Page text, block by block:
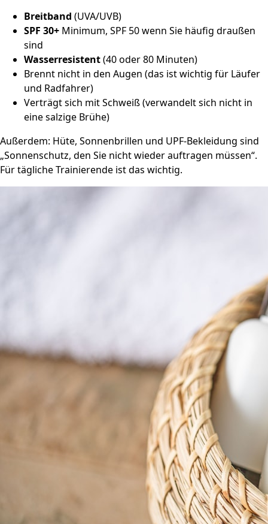
Breitband (UVA/UVB)
SPF 30+ Minimum, SPF 50 wenn Sie häufig draußen
sind
Wasserresistent(40 oder 80 Minuten)
Brennt nicht in den Augen (das ist wichtig für Läufer
und Radfahrer)
Verträgt sich mit Schweiß (verwandelt sich nicht in
eine salzige Brühe)
Außerdem: Hüte, Sonnenbrillen und UPF-Bekleidung sind
„Sonnenschutz, den Sie nicht wieder auftragen müssen“.
Für tägliche Trainierende ist das wichtig.